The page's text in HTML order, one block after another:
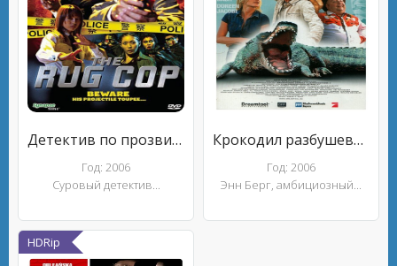
Детектив по прозвищу Парик
Год: 2006
Суровый детектив...
Крокодил разбушевался
Год: 2006
Энн Берг, амбициозный...
HDRip